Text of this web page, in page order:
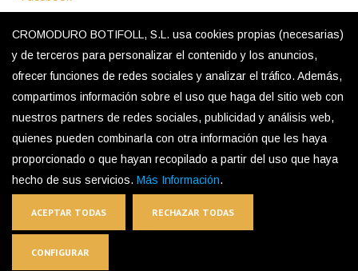
·Política de Privacidad
·Aviso Legal
·Política de Cookies
CROMODURO BOTIFOLL, S.L. usa cookies propias (necesarias)
y de terceros para personalizar el contenido y los anuncios,
ofrecer funciones de redes sociales y analizar el tráfico. Además,
compartimos información sobre el uso que haga del sitio web con
nuestros partners de redes sociales, publicidad y análisis web,
quienes pueden combinarla con otra información que les haya
proporcionado o que hayan recopilado a partir del uso que haya
hecho de sus servicios. Más Información.
ACEPTAR TODAS RECHAZAR TODAS
CONFIGURAR